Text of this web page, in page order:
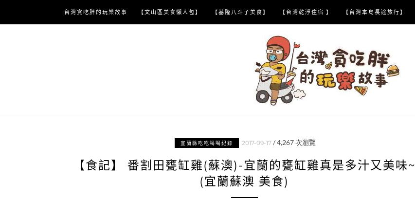
content
台灣貪吃胖的玩樂故事 【文山區美食懶人包】 【基隆八斗子美食】 【台灣乾淨住宿 】 【台灣本島長途旅行】
宜蘭縣吃吃喝喝紀錄 2017-09-17 /4,267次瀏覽
【食記】 番割田甕缸雞(蘇澳)-宜蘭的甕缸雞真是多汁又美味~
(宜蘭蘇澳 美食)